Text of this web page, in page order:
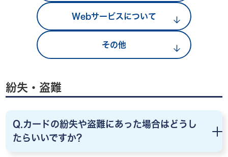
お知らせ
会社案内
Webサービスについて
その他
紛失・盗難
Q.カードの紛失や盗難にあった場合はどうし
たらいいですか?